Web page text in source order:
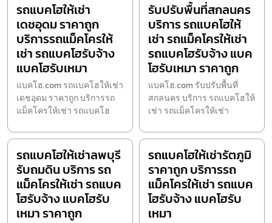
รถแบคโฮให้เช่า
เดชอุดม ราคาถูก
บริการรถแม็คโครให้
เช่า รถแบคโฮรับจ้าง
แบคโฮรับเหมา
แบคโฮ.com รถแบคโฮให้เช่า
เดชอุดม ราคาถูก บริการรถ
แม็คโครให้เช่า รถแบคโฮ
รับปรับพื้นที่สกลนคร
บริการ รถแบคโฮให้
เช่า รถแม็คโครให้เช่า
รถแบคโฮรับจ้าง แบค
โฮรับเหมา ราคาถูก
แบคโฮ.com รับปรับพื้นที่
สกลนคร บริการ รถแบคโฮให้
เช่า รถแม็คโครให้เช่า
รถแบคโฮให้เช่าลพบุรี
รับถมดิน บริการ รถ
แม็คโครให้เช่า รถแบค
โฮรับจ้าง แบคโฮรับ
เหมา ราคาถูก
รถแบคโฮให้เช่ารัตภูมิ
ราคาถูก บริการรถ
แม็คโครให้เช่า รถแบค
โฮรับจ้าง แบคโฮรับ
เหมา